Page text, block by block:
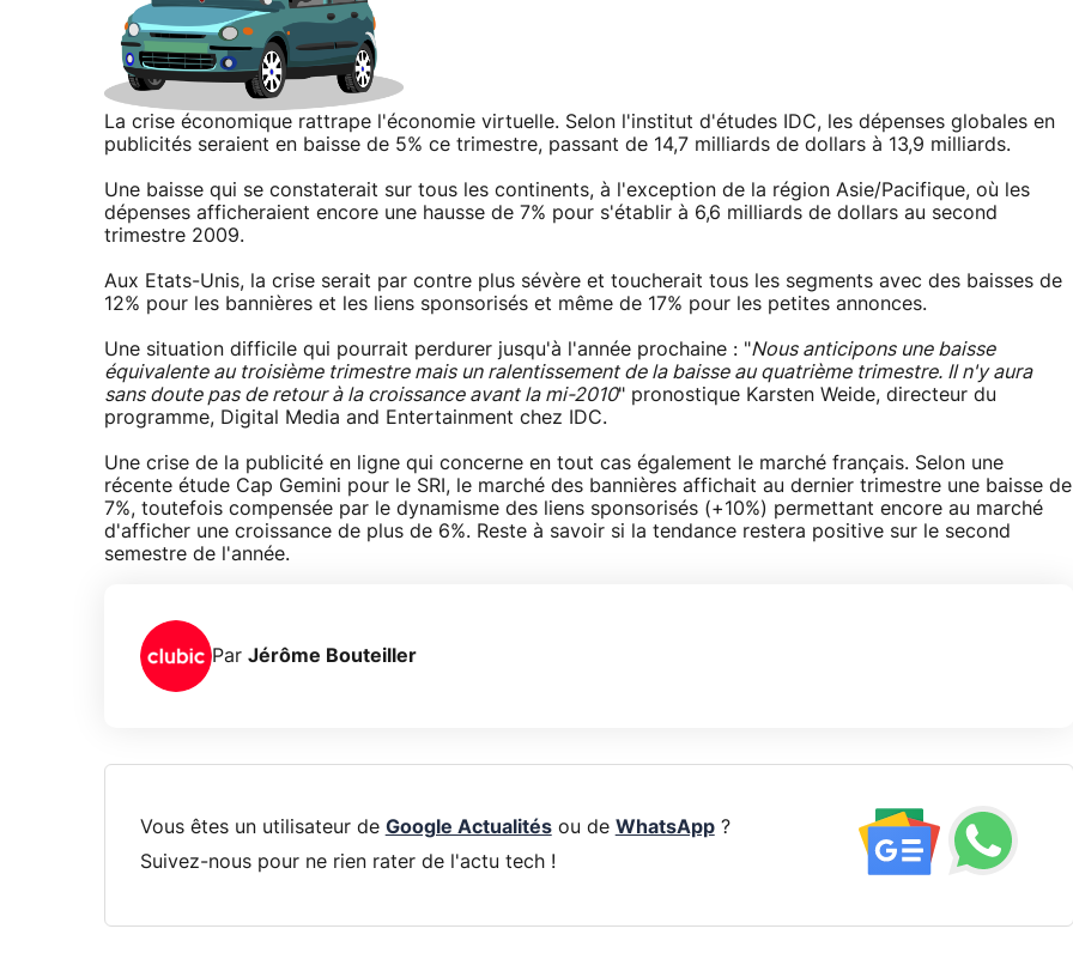
La crise économique rattrape l'économie virtuelle. Selon l'institut d'études IDC, les dépenses globales en
publicités seraient en baisse de 5% ce trimestre, passant de 14,7 milliards de dollars à 13,9 milliards.
Une baisse qui se constaterait sur tous les continents, à l'exception de la région Asie/Pacifique, où les
dépenses afficheraient encore une hausse de 7% pour s'établir à 6,6 milliards de dollars au second
trimestre 2009.
Aux Etats-Unis, la crise serait par contre plus sévère et toucherait tous les segments avec des baisses de
12% pour les bannières et les liens sponsorisés et même de 17% pour les petites annonces.
Une situation difficile qui pourrait perdurer jusqu'à l'année prochaine : "Nous anticipons une baisse
équivalente au troisième trimestre mais un ralentissement de la baisse au quatrième trimestre. Il n'y aura
sans doute pas de retour à la croissance avant la mi-2010" pronostique Karsten Weide, directeur du
programme, Digital Media and Entertainment chez IDC.
Une crise de la publicité en ligne qui concerne en tout cas également le marché français. Selon une
récente étude Cap Gemini pour le SRI, le marché des bannières affichait au dernier trimestre une baisse de
7%, toutefois compensée par le dynamisme des liens sponsorisés (+10%) permettant encore au marché
d'afficher une croissance de plus de 6%. Reste à savoir si la tendance restera positive sur le second
semestre de l'année.
Par Jérôme Bouteiller
Vous êtes un utilisateur de Google Actualitésou de WhatsApp?
Suivez-nous pour ne rien rater de l'actu tech !